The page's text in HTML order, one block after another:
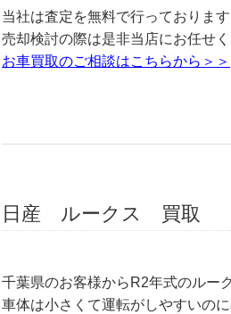
当社は査定を無料で行っております
売却検討の際は是非当店にお任せ
お車買取のご相談はこちらから＞＞
日産 ルークス 買取
千葉県のお客様からR2年式のルー
車体は小さくて運転がしやすいの